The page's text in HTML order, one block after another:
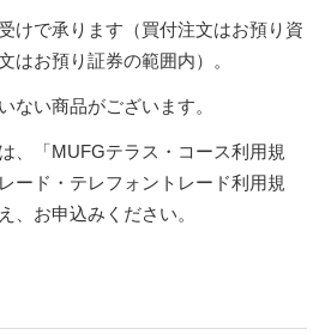
けで承ります（買付注文はお預り資
はお預り証券の範囲内）。
ない商品がございます。
、「MUFGテラス・コース利用規
ード・テレフォントレード利用規
、お申込みください。